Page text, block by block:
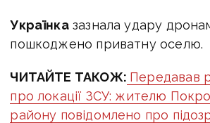
Українказазнала удару
пошкоджено приватну оселю.
ЧИТАЙТЕ ТАКОЖ: Передавав
про локації ЗСУ: жителю
району повідомлено про